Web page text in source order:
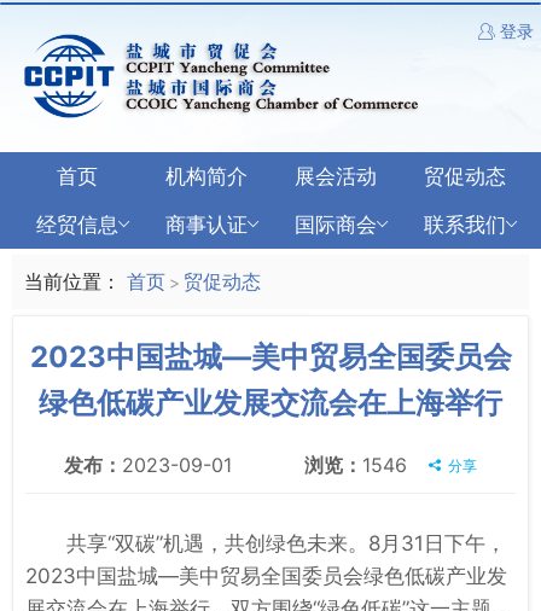
登录
首页 机构简介 展会活动
贸促动态
经贸信息
商事认证 国际商会 联系我们
当前位置： 首页 > 贸促动态
2023中国盐城—美中贸易全国委员会
绿色低碳产业发展交流会在上海举行
发布： 2023-09-01 浏览： 1546 分享
共享“双碳”机遇，共创绿色未来。8月31日下午，
2023中国盐城—美中贸易全国委员会绿色低碳产业发